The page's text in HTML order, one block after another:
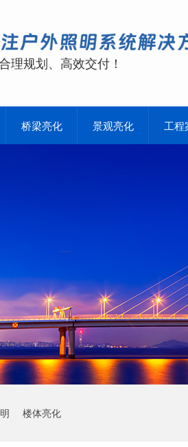
理规划、高效交付！
桥梁亮化 景观亮化 工程
楼体亮化